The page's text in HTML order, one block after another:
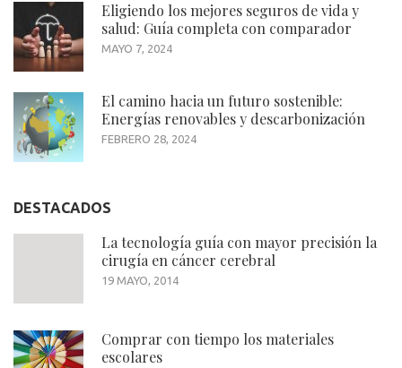
Eligiendo los mejores seguros de vida y
salud: Guía completa con comparador
MAYO 7, 2024
El camino hacia un futuro sostenible:
Energías renovables y descarbonización
FEBRERO 28, 2024
DESTACADOS
La tecnología guía con mayor precisión la
cirugía en cáncer cerebral
19 MAYO, 2014
Comprar con tiempo los materiales
escolares